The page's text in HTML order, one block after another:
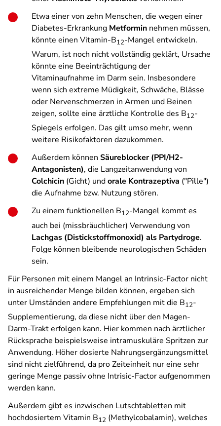
Etwa einer von zehn Menschen, die wegen einer
Diabetes-Erkrankung Metformin nehmen müssen,
könnte einen Vitamin-B12-Mangel entwickeln.
Warum, ist noch nicht vollständig geklärt, Ursache
könnte eine Beeinträchtigung der
Vitaminaufnahme im Darm sein. Insbesondere
wenn sich extreme Müdigkeit, Schwäche, Blässe
oder Nervenschmerzen in Armen und Beinen
zeigen, sollte eine ärztliche Kontrolle des B12-
Spiegels erfolgen. Das gilt umso mehr, wenn
weitere Risikofaktoren dazukommen.
Außerdem können Säureblocker (PPI/H2-
Antagonisten), die Langzeitanwendung von
Colchicin (Gicht) undorale Kontrazeptiva ("Pille")
die Aufnahme bzw. Nutzung stören.
Zu einem funktionellen B12-Mangel kommt es
auch bei (missbräuchlicher) Verwendung von
Lachgas (Distickstoffmonoxid) als Partydroge.
Folge können bleibende neurologischen Schäden
sein.
Für Personen mit einem Mangel an Intrinsic-Factor nicht
in ausreichender Menge bilden können, ergeben sich
unter Umständen andere Empfehlungen mit die B12-
Supplementierung, da diese nicht über den Magen-
Darm-Trakt erfolgen kann. Hier kommen nach ärztlicher
Rücksprache beispielsweise intramuskuläre Spritzen zur
Anwendung. Höher dosierte Nahrungsergänzungsmittel
sind nicht zielführend, da pro Zeiteinheit nur eine sehr
geringe Menge passiv ohne Intrisic-Factor aufgenommen
werden kann.
Außerdem gibt es inzwischen Lutschtabletten mit
hochdosiertem Vitamin B12 (Methylcobalamin), welches